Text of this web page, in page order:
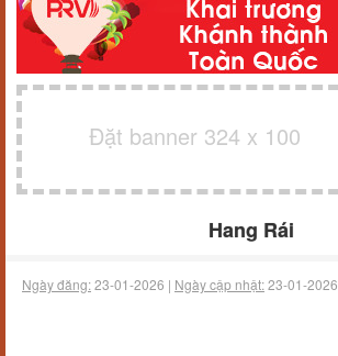
Đặt banner 324 x 100
Hang Rái
Ngày đăng:23-01-2026 | Ngày cập nhật:23-01-2026